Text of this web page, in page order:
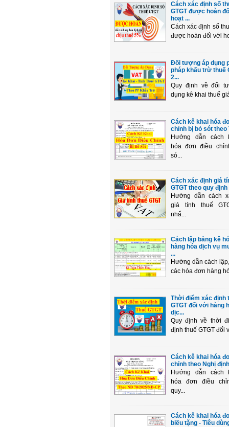
Cách xác định số
GTGT được hoàn
hoạt ...
Cách xác định số
được hoàn đối với
Đối tượng áp dụng
pháp khấu trừ thuế
2...
Quy định về đối
dụng kê khai thuế
Cách kê khai hóa
chỉnh bị bỏ sót theo
Hướng dẫn cách
hóa đơn điều
só...
Cách xác định giá
GTGT theo quy
Hướng dẫn cách
giá tính thuế
nhấ...
Cách lập bảng kê
hàng hóa dịch vụ
...
Hướng dẫn cách
các hóa đơn hàng
Thời điểm xác định
GTGT đối với hàng
dịc...
Quy định về thời
định thuế GTGT đối
Cách kê khai hóa
chỉnh theo Nghị
Hướng dẫn cách
hóa đơn điều
quy...
Cách kê khai hóa
biếu tặng - Tiêu